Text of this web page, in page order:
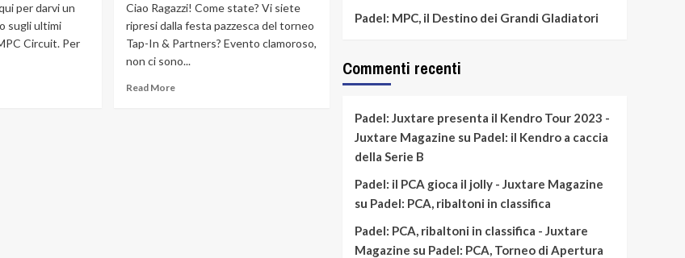
per darvi un
sugli ultimi
Circuit. Per
Ciao Ragazzi! Come state? Vi siete
ripresi dalla festa pazzesca del torneo
Tap-In & Partners? Evento clamoroso,
non ci sono...
Read More
Padel: MPC, il Destino dei Grandi Gladiatori
Commenti recenti
Padel: Juxtare presenta il Kendro Tour 2023 -
Juxtare Magazine su Padel: il Kendro a caccia
della Serie B
Padel: il PCA gioca il jolly - Juxtare Magazine
su Padel: PCA, ribaltoni in classifica
Padel: PCA, ribaltoni in classifica - Juxtare
Magazine su Padel: PCA, Torneo di Apertura